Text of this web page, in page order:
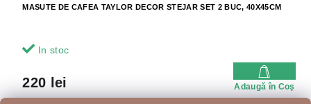
MASUTE DE CAFEA TAYLOR DECOR STEJAR SET 2 BUC, 40X45CM
In stoc
220 lei Adaugă în Coş